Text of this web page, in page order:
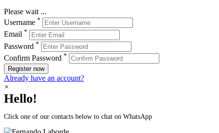
Please wait ...
Username *
Email *
Password *
Confirm Password *
Register now
Already have an account?
×
Hello!
Click one of our contacts below to chat on WhatsApp